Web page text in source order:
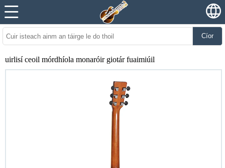
Cíor
uirlisí ceoil mórdhíola monaróir giotár fuaimiúil